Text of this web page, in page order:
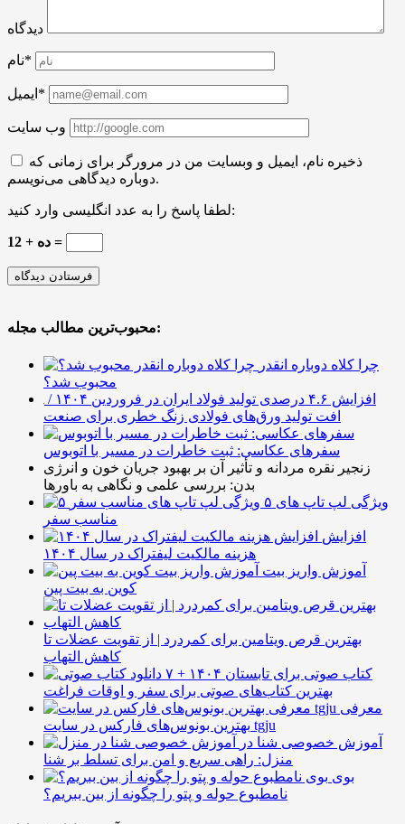
دیدگاه
نام*
ایمیل*
وب سایت
ذخیره نام، ایمیل و وبسایت من در مرورگر برای زمانی که
دوباره دیدگاهی می‌نویسم.
لطفا پاسخ را به عدد انگلیسی وارد کنید:
ده + 12 =
محبوب‌ترین مطالب مجله:
چرا کلاه دوباره انقدر
محبوب شد؟
افزایش ۴.۶ درصدی تولید فولاد ایران در فروردین ۱۴۰۴ /
افت تولید ورق‌های فولادی زنگ خطری برای صنعت
سفرهای عکاسی: ثبت خاطرات در مسیر با اتوبوس
زنجیر نقره مردانه و تأثیر آن بر بهبود جریان خون و انرژی
بدن: بررسی علمی و نگاهی به باورها
۵ ویژگی لپ تاپ های
مناسب سفر
افزایش
هزینه مالکیت لیفتراک در سال ۱۴۰۴
آموزش واریز بیت
کوین به بیت پین
بهترین قرص ویتامین برای کمردرد | از تقویت عضلات تا
کاهش التهاب
۷ کتاب صوتی برای تابستان ۱۴۰۴ +
بهترین کتاب‌های صوتی برای سفر و اوقات فراغت
معرفی
بهترین بونوس‌های فارکس در سایت tgju
آموزش خصوصی شنا در
منزل: راهی سریع و امن برای تسلط بر شنا
بوی
نامطبوع حوله و پتو را چگونه از بین ببریم؟